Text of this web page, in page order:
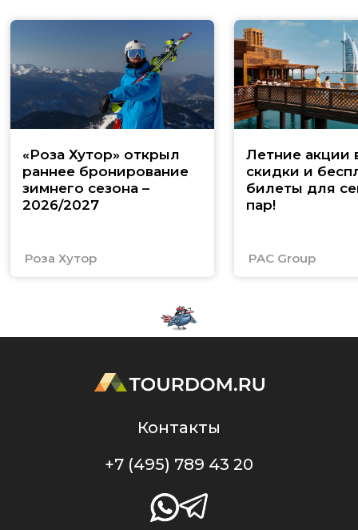
«Роза Хутор» открыл
раннее бронирование
зимнего сезона –
2026/2027
Роза Хутор
Летние акции
скидки и
билеты для
пар!
PAC Group
Контакты
+7 (495) 789 43 20